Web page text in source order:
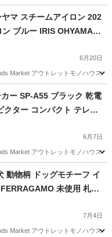
ZAIGLE
マ スチームアイロン 202
ブルー IRIS OHYAMA
6月20日
Market アウトレットモノハウ
ー SP-A55 ブラック 乾電
クター コンパクト テレビ
6月7日
Market アウトレットモノハウ
ビクター
動物柄 ドッグモチーフ イ
未使用 札幌
7月4日
Market アウトレットモノハウ